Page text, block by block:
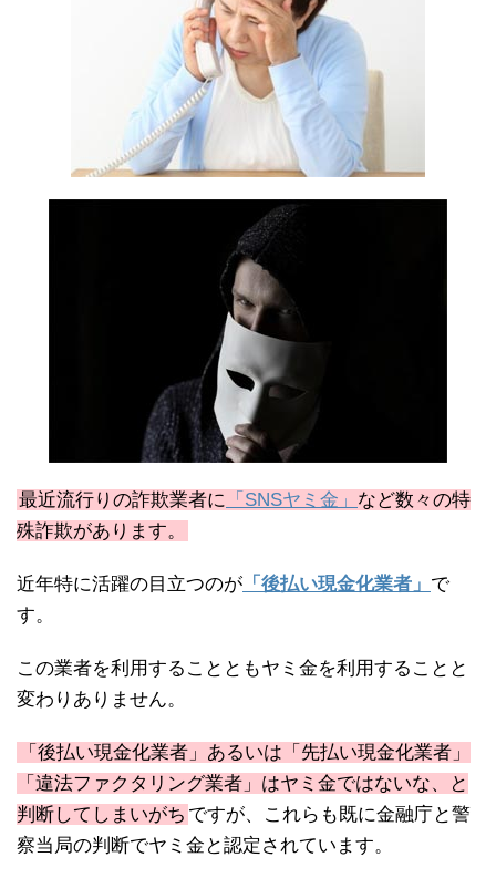
最近流行りの詐欺業者に 「SNSヤミ金」 など数々の特
殊詐欺があります。
近年特に活躍の目立つのが 「後払い現金化業者」 で
す。
この業者を利用することともヤミ金を利用することと
変わりありません。
「後払い現金化業者」あるいは「先払い現金化業者」
「違法ファクタリング業者」はヤミ金ではないな、と
判断してしまいがち ですが、これらも既に金融庁と警
察当局の判断でヤミ金と認定されています。